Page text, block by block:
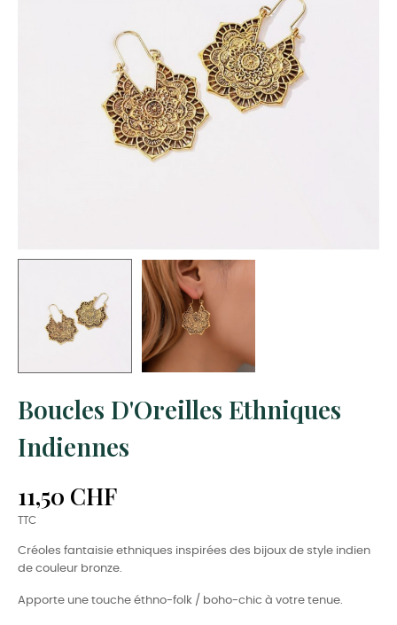
Boucles D'Oreilles Ethniques
Indiennes
11,50 CHF
TTC
Créoles fantaisie ethniques inspirées des bijoux de style indien
de couleur bronze.
Apporte une touche éthno-folk / boho-chic à votre tenue.